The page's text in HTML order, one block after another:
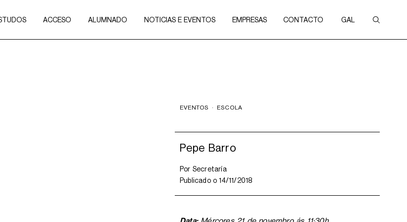
ACCESO ALUMNADO NOTICIAS E EVENTOS EMPRESAS CONTACTO GAL
EVENTOS · ESCOLA
Pepe Barro
Por Secretaría
Publicado o14/11/2018